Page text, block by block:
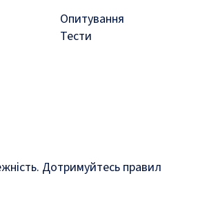
Опитування
Тести
Дотримуйтесь правил